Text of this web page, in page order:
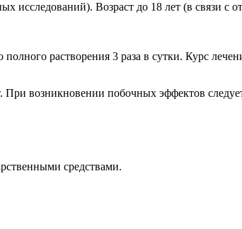
исследований). Возраст до 18 лет (в связи с
растворения 3 раза в сутки. Курс
возникновении побочных эффектов следует
средствами.